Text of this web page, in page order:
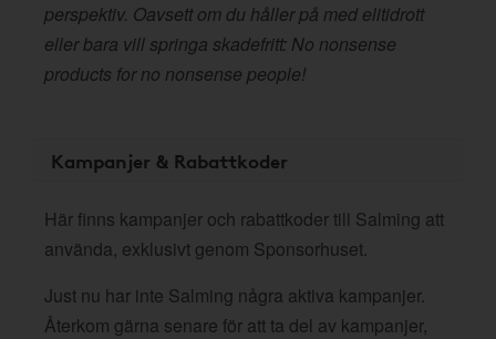
perspektiv. Oavsett om du håller på med elitidrott
eller bara vill springa skadefritt: No nonsense
products for no nonsense people!
Kampanjer & Rabattkoder
Här finns kampanjer och rabattkoder till Salming att
använda, exklusivt genom Sponsorhuset.
Just nu har inte Salming några aktiva kampanjer.
Återkom gärna senare för att ta del av kampanjer,